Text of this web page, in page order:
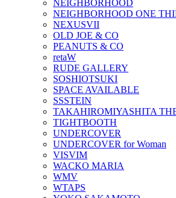
NEIGHBORHOOD
NEIGHBORHOOD ONE
NEXUSVII
OLD JOE & CO
PEANUTS & CO
retaW
RUDE GALLERY
SOSHIOTSUKI
SPACE AVAILABLE
SSSTEIN
TAKAHIROMIYASHITA
TIGHTBOOTH
UNDERCOVER
UNDERCOVER for Woman
VISVIM
WACKO MARIA
WMV
WTAPS